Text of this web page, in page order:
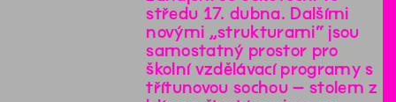
středu 17. dubna. Dalšími
novými „strukturami“ jsou
samostatný prostor pro
školní vzdělávací programy s
třítunovou sochou – stolem z